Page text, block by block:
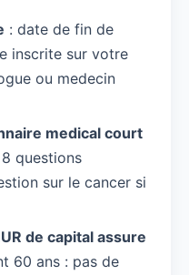
: date de fin de
inscrite sur votre
ou medecin
medical court
questions
sur le cancer si
de capital assure
60 ans : pas de